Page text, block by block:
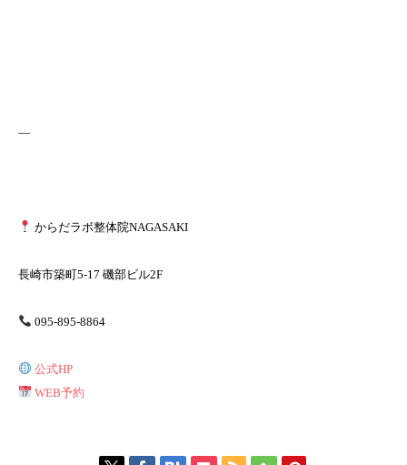
—
からだラボ整体院NAGASAKI
長崎市築町5-17 磯部ビル2F
095-895-8864
公式HP
WEB予約